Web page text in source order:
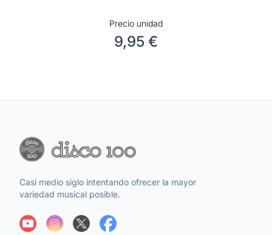
Precio unidad
9,95 €
Casi medio siglo intentando ofrecer la mayor
variedad musical posible.